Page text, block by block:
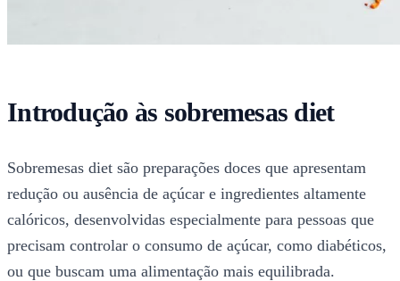
Introdução às sobremesas diet
Sobremesas diet são preparações doces que apresentam
redução ou ausência de açúcar e ingredientes altamente
calóricos, desenvolvidas especialmente para pessoas que
precisam controlar o consumo de açúcar, como diabéticos,
ou que buscam uma alimentação mais equilibrada.